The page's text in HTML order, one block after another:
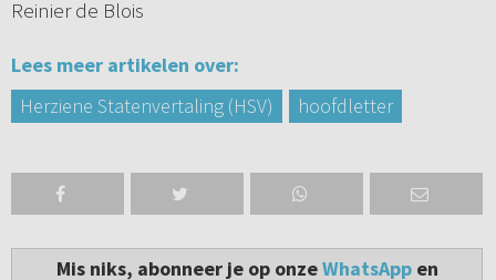
Reinier de Blois
Lees meer artikelen over:
Herziene Statenvertaling (HSV)
hoofdletter
Mis niks, abonneer je op onzeWhatsAppen